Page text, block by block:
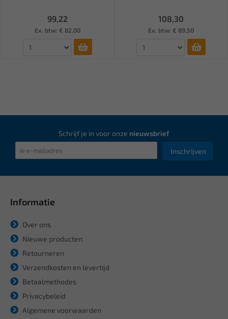
99,22
Ex. btw: € 82,00
108,30
Ex. btw: € 89,50
Schrijf je in voor onze nieuwsbrief
Inschrijven
Informatie
Over ons
Nieuwe producten
Retourneren
Verzendkosten en levertijd
Betaalmethodes
Privacybeleid
Algemene voorwaarden